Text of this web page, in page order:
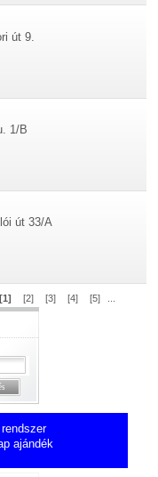
út 9.
1/B
út 33/A
[1] [2] [3] [4] [5]
ajándék